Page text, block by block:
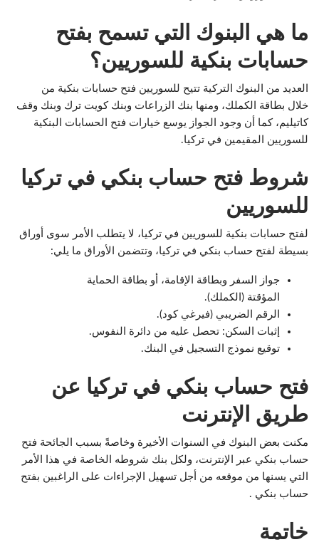
ما هي البنوك التي تسمح بفتح
حسابات بنكية للسوريين؟
العديد من البنوك التركية تتيح للسوريين فتح حسابات بنكية من
خلال بطاقة الكملك، ومنها بنك الزراعات وبنك كويت ترك وبنك وقف
كاتيليم، كما أن وجود الجواز يوسع خيارات فتح الحسابات البنكية
للسوريين المقيمين في تركيا.
شروط فتح حساب بنكي في تركيا
للسوريين
لفتح حسابات بنكية للسوريين في تركيا، لا يتطلب الأمر سوى أوراق
بسيطة لفتح حساب بنكي في تركيا، وتتضمن الأوراق ما يلي:
جواز السفر وبطاقة الإقامة، أو بطاقة الحماية
المؤقتة (الكملك).
الرقم الضريبي (فيرغي كود).
إثبات السكن: تحصل عليه من دائرة النفوس.
توقيع نموذج التسجيل في البنك.
فتح حساب بنكي في تركيا عن
طريق الإنترنت
مكنت بعض البنوك في السنوات الأخيرة وخاصةً بسبب الجائحة فتح
حساب بنكي عبر الإنترنت، ولكل بنك شروطه الخاصة في هذا الأمر
التي يسنها من موقعه من أجل تسهيل الإجراءات على الراغبين بفتح
حساب بنكي .
خاتمة